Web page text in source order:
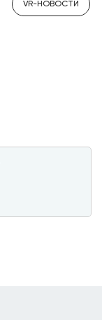
VR-НОВОСТИ